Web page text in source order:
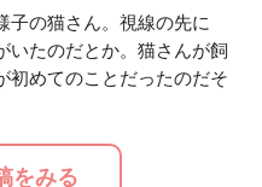
子の猫さん。視線の先に
いたのだとか。猫さんが飼
初めてのことだったのだそ
をみる